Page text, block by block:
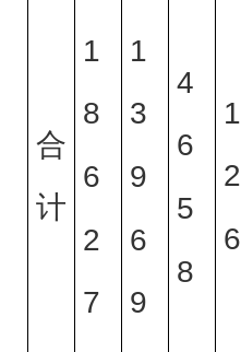
合
计
1
8
6
2
7
1
3
9
6
9
4
6
5
8
1
2
6